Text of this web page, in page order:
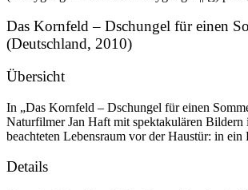
Das Kornfeld – Dschungel für einen
(Deutschland, 2010)
Übersicht
In „Das Kornfeld – Dschungel für einen
Naturfilmer Jan Haft mit spektakulären Bildern
beachteten Lebensraum vor der Haustür: in ein
Details